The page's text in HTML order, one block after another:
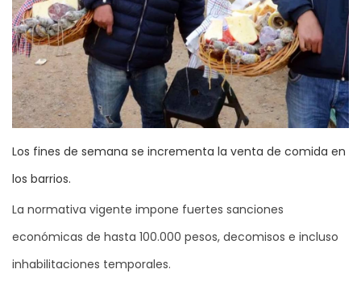
Los fines de semana se incrementa la venta de comida en
los barrios.
La normativa vigente impone fuertes sanciones
económicas de hasta 100.000 pesos, decomisos e incluso
inhabilitaciones temporales.